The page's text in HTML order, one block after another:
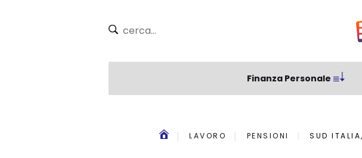
Finanza Personale
LAVORO PENSIONI SUD ITALIA,